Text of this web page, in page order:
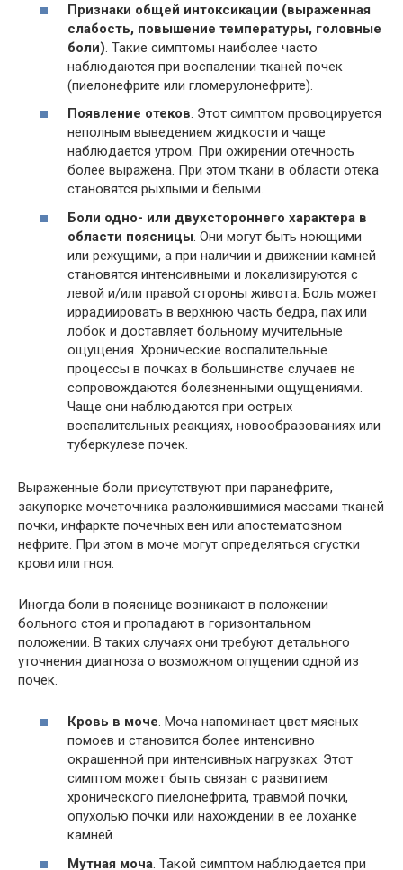
Признаки общей интоксикации (выраженная
слабость, повышение температуры, головные
боли). Такие симптомы наиболее часто
наблюдаются при воспалении тканей почек
(пиелонефрите или гломерулонефрите).
Появление отеков. Этот симптом провоцируется
неполным выведением жидкости и чаще
наблюдается утром. При ожирении отечность
более выражена. При этом ткани в области отека
становятся рыхлыми и белыми.
Боли одно- или двухстороннего характера в
области поясницы. Они могут быть ноющими
или режущими, а при наличии и движении камней
становятся интенсивными и локализируются с
левой и/или правой стороны живота. Боль может
иррадиировать в верхнюю часть бедра, пах или
лобок и доставляет больному мучительные
ощущения. Хронические воспалительные
процессы в почках в большинстве случаев не
сопровождаются болезненными ощущениями.
Чаще они наблюдаются при острых
воспалительных реакциях, новообразованиях или
туберкулезе почек.
Выраженные боли присутствуют при паранефрите,
закупорке мочеточника разложившимися массами тканей
почки, инфаркте почечных вен или апостематозном
нефрите. При этом в моче могут определяться сгустки
крови или гноя.
Иногда боли в пояснице возникают в положении
больного стоя и пропадают в горизонтальном
положении. В таких случаях они требуют детального
уточнения диагноза о возможном опущении одной из
почек.
Кровь в моче. Моча напоминает цвет мясных
помоев и становится более интенсивно
окрашенной при интенсивных нагрузках. Этот
симптом может быть связан с развитием
хронического пиелонефрита, травмой почки,
опухолью почки или нахождении в ее лоханке
камней.
Мутная моча. Такой симптом наблюдается при